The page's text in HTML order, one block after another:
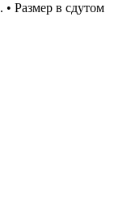
• Размер в сдутом